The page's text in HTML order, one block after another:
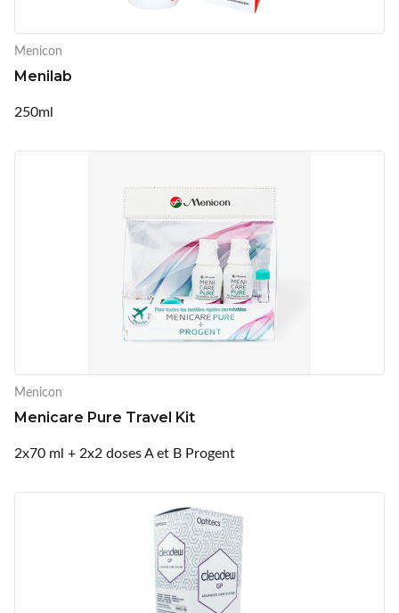
Menicon
Menilab
250ml
Menicon
Menicare Pure Travel Kit
2x70 ml + 2x2 doses A et B Progent